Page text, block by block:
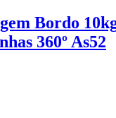
Bordo
360º As52